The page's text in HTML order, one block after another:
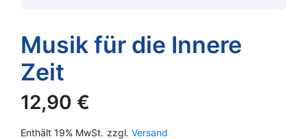
Musik für die Innere
Zeit
12,90 €
Enthält 19% MwSt. zzgl. Versand